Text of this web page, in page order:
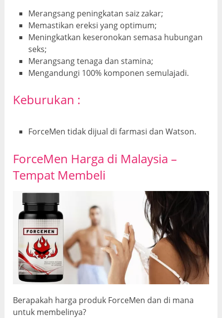
Merangsang peningkatan saiz zakar;
Memastikan ereksi yang optimum;
Meningkatkan keseronokan semasa hubungan
seks;
Merangsang tenaga dan stamina;
Mengandungi 100% komponen semulajadi.
Keburukan :
ForceMen tidak dijual di farmasi dan Watson.
ForceMen Harga di Malaysia –
Tempat Membeli
Berapakah harga produk ForceMen dan di mana
untuk membelinya?